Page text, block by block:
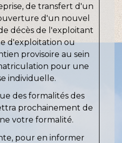
de transfert d'un
d'un nouvel
décès de l'exploitant
d'exploitation ou
provisoire au sein
pour une
individuelle.
des formalités des
prochainement de
votre formalité.
pour en informer